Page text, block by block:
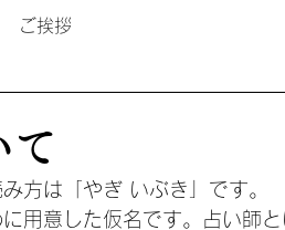
ご挨拶
て
方は「やぎ いぶき」です。
用意した仮名です。占い師